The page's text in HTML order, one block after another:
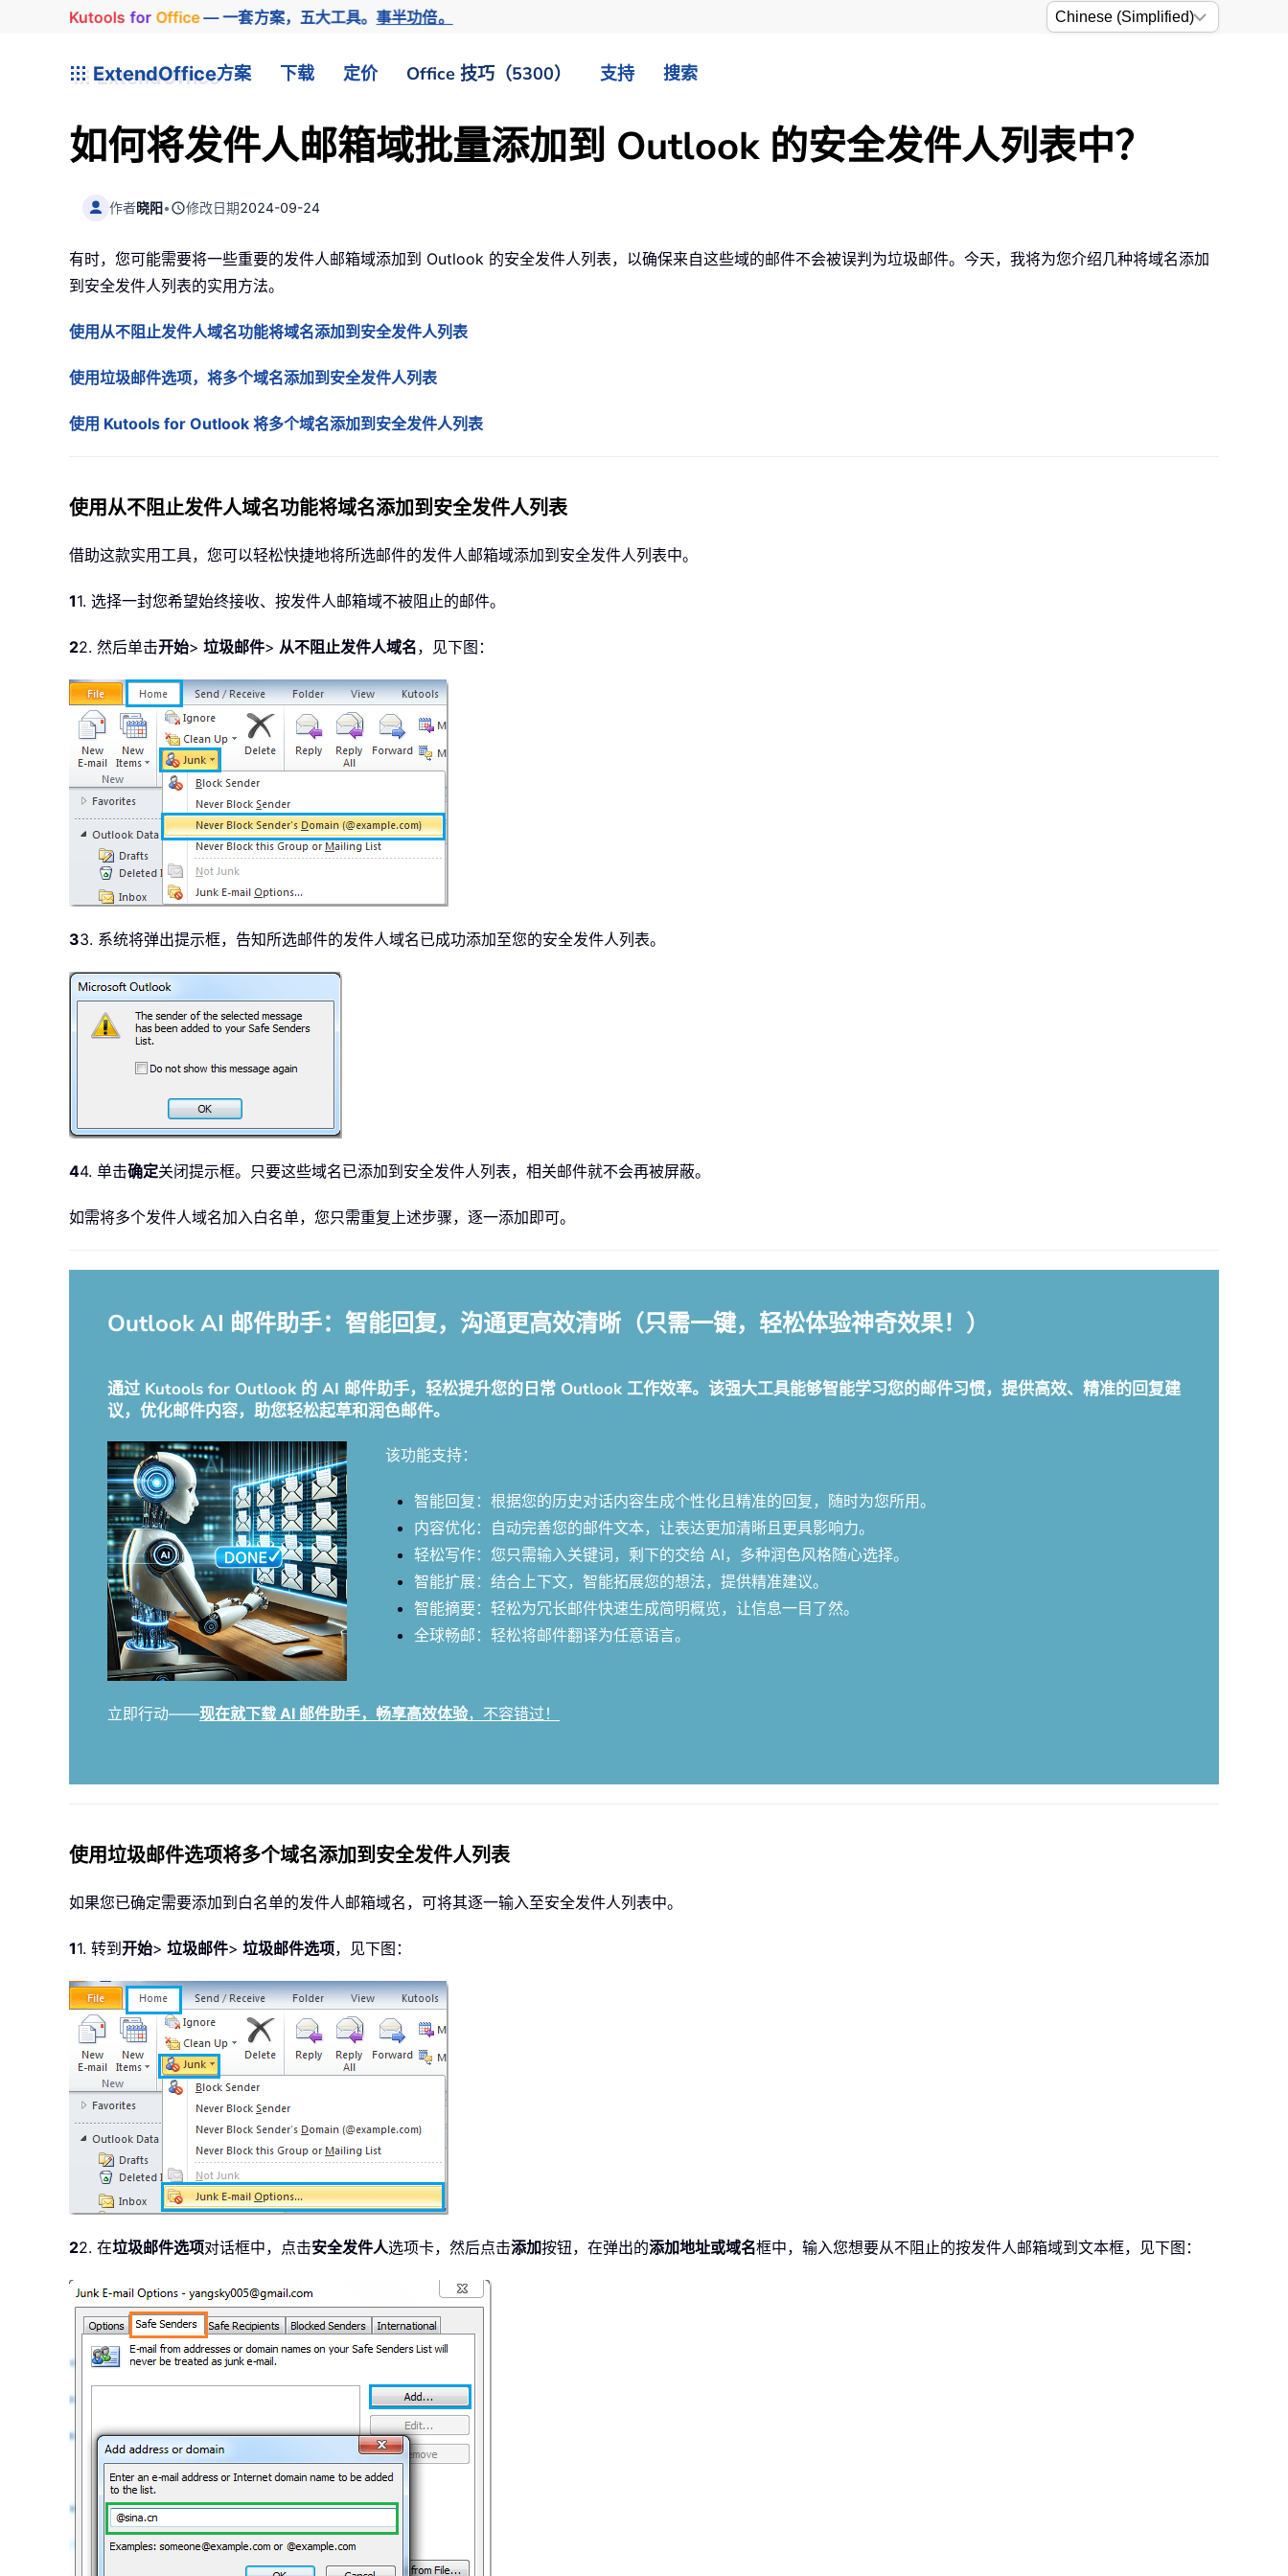
Kutools for Office— 一套方案，五大工具。事半功倍。
ExtendOffice方案 下载 定价 Office 技巧（5300） 支持 搜索
如何将发件人邮箱域批量添加到 Outlook 的安全发件人列表中？
作者晓阳• 修改日期2024-09-24
有时，您可能需要将一些重要的发件人邮箱域添加到 Outlook 的安全发件人列表，以确保来自这些域的邮件不会被误判为垃圾邮件。今天，我将为您介绍几种将域名添加
到安全发件人列表的实用方法。
使用从不阻止发件人域名功能将域名添加到安全发件人列表
使用垃圾邮件选项，将多个域名添加到安全发件人列表
使用 Kutools for Outlook 将多个域名添加到安全发件人列表
使用从不阻止发件人域名功能将域名添加到安全发件人列表
借助这款实用工具，您可以轻松快捷地将所选邮件的发件人邮箱域添加到安全发件人列表中。
11. 选择一封您希望始终接收、按发件人邮箱域不被阻止的邮件。
22. 然后单击开始> 垃圾邮件> 从不阻止发件人域名，见下图：
33. 系统将弹出提示框，告知所选邮件的发件人域名已成功添加至您的安全发件人列表。
44. 单击确定关闭提示框。只要这些域名已添加到安全发件人列表，相关邮件就不会再被屏蔽。
如需将多个发件人域名加入白名单，您只需重复上述步骤，逐一添加即可。
Outlook AI 邮件助手：智能回复，沟通更高效清晰（只需一键，轻松体验神奇效果！）
通过 Kutools for Outlook 的 AI 邮件助手，轻松提升您的日常 Outlook 工作效率。该强大工具能够智能学习您的邮件习惯，提供高效、精准的回复建
议，优化邮件内容，助您轻松起草和润色邮件。
该功能支持：
智能回复：根据您的历史对话内容生成个性化且精准的回复，随时为您所用。
内容优化：自动完善您的邮件文本，让表达更加清晰且更具影响力。
轻松写作：您只需输入关键词，剩下的交给 AI，多种润色风格随心选择。
智能扩展：结合上下文，智能拓展您的想法，提供精准建议。
智能摘要：轻松为冗长邮件快速生成简明概览，让信息一目了然。
全球畅邮：轻松将邮件翻译为任意语言。
立即行动——现在就下载 AI 邮件助手，畅享高效体验，不容错过！
使用垃圾邮件选项将多个域名添加到安全发件人列表
如果您已确定需要添加到白名单的发件人邮箱域名，可将其逐一输入至安全发件人列表中。
11. 转到 开始> 垃圾邮件> 垃圾邮件选项，见下图：
22. 在垃圾邮件选项对话框中，点击安全发件人选项卡，然后点击添加按钮，在弹出的添加地址或域名框中，输入您想要从不阻止的按发件人邮箱域到文本框，见下图：